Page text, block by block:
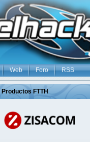
Web Foro RSS
Productos FTTH